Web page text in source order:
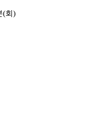
(회)